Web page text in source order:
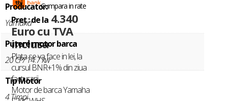
Cumpara in rate
Preț : de la 4.340
Euro cu TVA
inclusa
Plata se va face in lei, la
cursul BNR+1% din ziua
facturarii
Motor de barca Yamaha
Producator:
Yamaha
Putere motor barca
20 CP/ 14.7 kw
Tip Motor
4 Timpi